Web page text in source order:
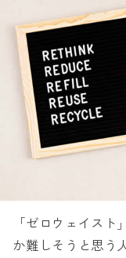
「ゼロウェイス
か難しそうと思う